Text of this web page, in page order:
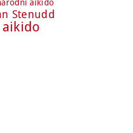
aikido
Stenudd
aikido